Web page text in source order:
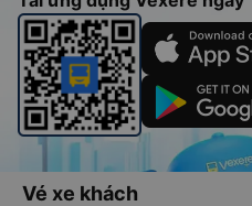
Vé xe khách